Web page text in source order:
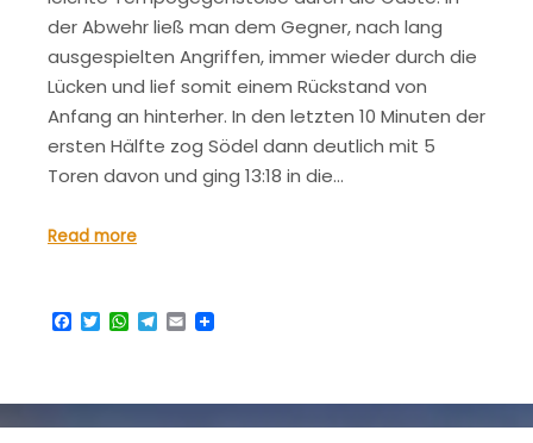
der Abwehr ließ man dem Gegner, nach lang
ausgespielten Angriffen, immer wieder durch die
Lücken und lief somit einem Rückstand von
Anfang an hinterher. In den letzten 10 Minuten der
ersten Hälfte zog Södel dann deutlich mit 5
Toren davon und ging 13:18 in die…
Read more
Facebook
TwitterWhatsApp
Telegram
Email